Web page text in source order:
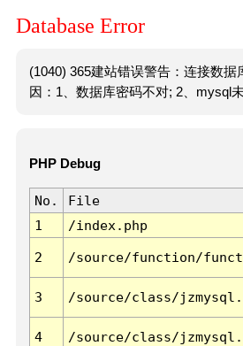
Database Error
(1040) 365建站错误警告：连接数据
因：1、数据库密码不对; 2、mysql未
PHP Debug
No. File
1
/index.php
2 /source/function/
3 /source/class/
4 /source/class/